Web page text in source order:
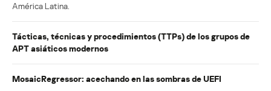
América Latina.
Tácticas, técnicas y procedimientos (TTPs) de los grupos de
APT asiáticos modernos
MosaicRegressor: acechando en las sombras de UEFI